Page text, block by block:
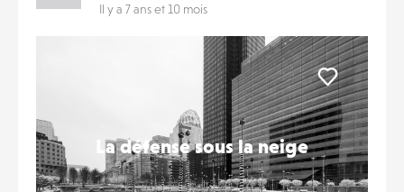
Il y a 7 ans et 10 mois
La défense sous la neige
Liker